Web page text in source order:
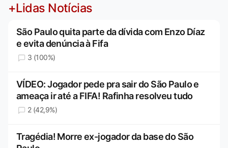
+Lidas Notícias
São Paulo quita parte da dívida com Enzo Díaz
e evita denúncia à Fifa
3 (100%)
VÍDEO: Jogador pede pra sair do São Paulo e
ameaça ir até a FIFA! Rafinha resolveu tudo
2 (42,9%)
Tragédia! Morre ex-jogador da base do São